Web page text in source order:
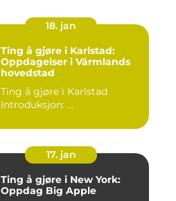
18. jan
Ting å gjøre i Karlstad:
Oppdagelser i Värmlands
hovedstad
Ting å gjøre i Karlstad
Introduksjon: ...
17. jan
Ting å gjøre i New York:
Oppdag Big Apple